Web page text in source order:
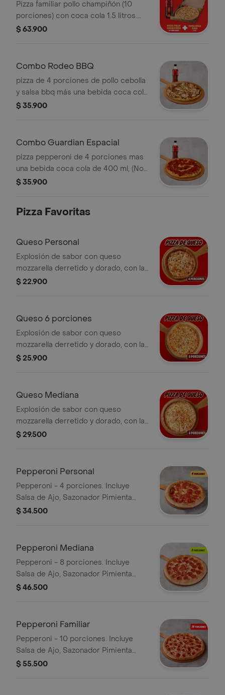
Pizza familiar pollo champiñón (10
porciones) con coca cola 1.5 litros.
Incluye Salsa de Ajo, Sazonador
$ 63.900
Combo Rodeo BBQ
pizza de 4 porciones de pollo cebolla
y salsa bbq más una bebida coca cola
de 400 ml, (No incluye coleccionable
Pepperoncini.
$ 35.900
Combo Guardian Espacial
pizza pepperoni de 4 porciones mas
una bebida coca cola de 400 ml, (No
incluye coleccionable para este
Pepperoncini.
$ 35.900
Pizza Favoritas
Queso Personal
Explosión de sabor con queso
mozzarella derretido y dorado, con la
salsa pizza de Papa Johns con su
Pimienta Roja y Pepperoncini.
$ 22.900
Queso 6 porciones
Explosión de sabor con queso
mozzarella derretido y dorado, con la
salsa pizza de Papa Johns con su
Pepperoncini.
$ 25.900
Queso Mediana
Explosión de sabor con queso
mozzarella derretido y dorado, con la
salsa pizza de Papa Johns con su
Pimienta Roja y Pepperoncini.
$ 29.500
Pepperoni Personal
Pepperoni - 4 porciones. Incluye
Salsa de Ajo, Sazonador Pimienta
Roja y Pepperoncini.
$ 34.500
Pepperoni Mediana
Pepperoni - 8 porciones. Incluye
Salsa de Ajo, Sazonador Pimienta
Roja y Pepperoncini.
$ 46.500
Pepperoni Familiar
Pepperoni - 10 porciones. Incluye
Salsa de Ajo, Sazonador Pimienta
Roja y Pepperoncini.
$ 55.500